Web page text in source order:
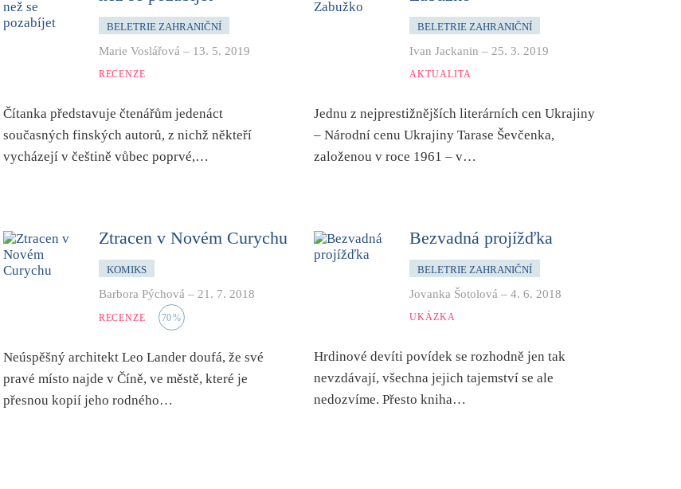
BELETRIE ZAHRANIČNÍ
Marie Voslářová – 13. 5. 2019
RECENZE
Čítanka představuje čtenářům jedenáct
současných finských autorů, z nichž někteří
vycházejí v češtině vůbec poprvé,…
BELETRIE ZAHRANIČNÍ
Ivan Jackanin – 25. 3. 2019
AKTUALITA
Jednu z nejprestižnějších literárních cen Ukrajiny
– Národní cenu Ukrajiny Tarase Ševčenka,
založenou v roce 1961 – v…
Ztracen v Novém Curychu
KOMIKS
Barbora Pýchová – 21. 7. 2018
RECENZE 70%
Neúspěšný architekt Leo Lander doufá, že své
pravé místo najde v Číně, ve městě, které je
přesnou kopií jeho rodného…
Bezvadná projížďka
BELETRIE ZAHRANIČNÍ
Jovanka Šotolová –4. 6. 2018
UKÁZKA
Hrdinové devíti povídek se rozhodně jen tak
nevzdávají, všechna jejich tajemství se ale
nedozvíme. Přesto kniha…